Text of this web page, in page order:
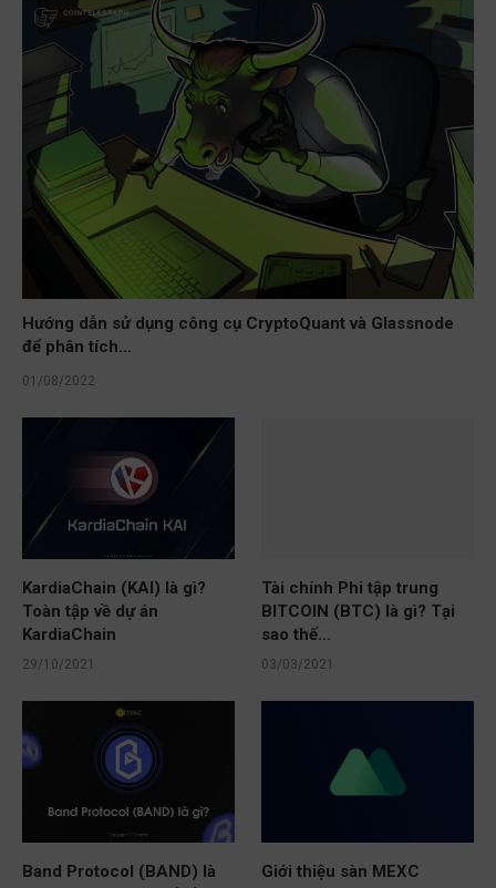
Hướng dẫn sử dụng công cụ CryptoQuant và Glassnode
để phân tích...
01/08/2022
KardiaChain (KAI) là gì?
Toàn tập về dự án
KardiaChain
29/10/2021
Tài chính Phi tập trung
BITCOIN (BTC) là gì? Tại
sao thế...
03/03/2021
Band Protocol (BAND) là
Giới thiệu sàn MEXC